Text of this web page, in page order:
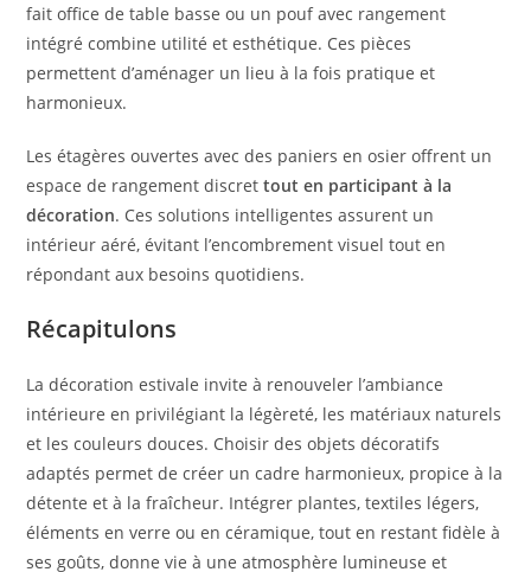
fait office de table basse ou un pouf avec rangement
intégré combine utilité et esthétique. Ces pièces
permettent d’aménager un lieu à la fois pratique et
harmonieux.
Les étagères ouvertes avec des paniers en osier offrent un
espace de rangement discret tout en participant à la
décoration. Ces solutions intelligentes assurent un
intérieur aéré, évitant l’encombrement visuel tout en
répondant aux besoins quotidiens.
Récapitulons
La décoration estivale invite à renouveler l’ambiance
intérieure en privilégiant la légèreté, les matériaux naturels
et les couleurs douces. Choisir des objets décoratifs
adaptés permet de créer un cadre harmonieux, propice à la
détente et à la fraîcheur. Intégrer plantes, textiles légers,
éléments en verre ou en céramique, tout en restant fidèle à
ses goûts, donne vie à une atmosphère lumineuse et